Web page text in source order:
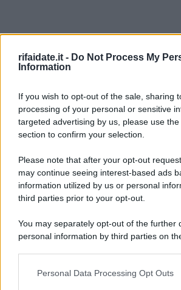
rifaidate.it - Do Not Process My
Information
If you wish to opt-out of the sale, sharing
processing of your personal or sensitive
targeted advertising by us, please use
section to confirm your selection.
Please note that after your opt-out
may continue seeing interest-based ads
information utilized by us or personal
third parties prior to your opt-out.
You may separately opt-out of the further
personal information by third parties on
This information may also be disclosed by
Personal Data Processing Opt Outs